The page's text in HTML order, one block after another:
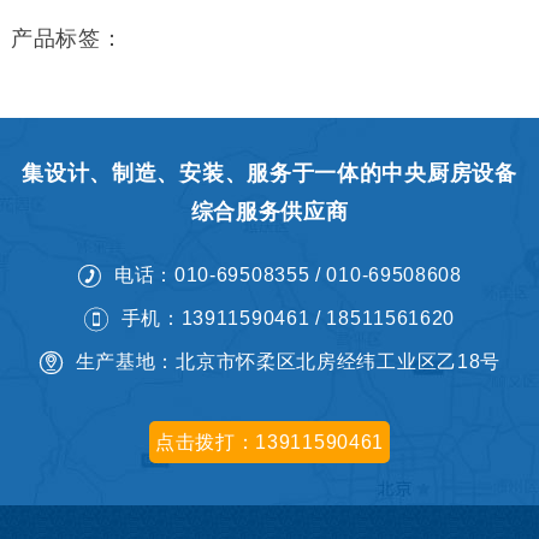
产品标签：
集设计、制造、安装、服务于一体的中央厨房设备
综合服务供应商
电话：010-69508355 / 010-69508608
手机：13911590461 / 18511561620
生产基地：北京市怀柔区北房经纬工业区乙18号
点击拨打：13911590461